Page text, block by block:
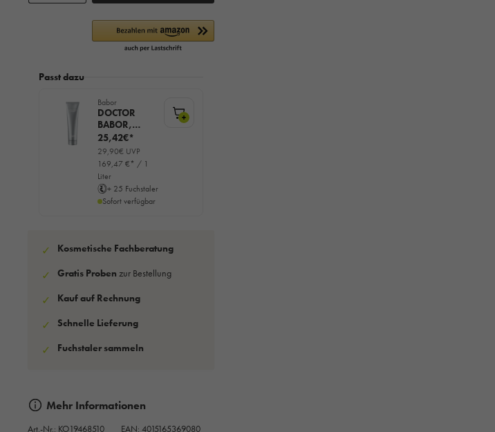
Passt dazu
Babor
DOCTOR
BABOR,
Sensitive,
Soothing
Cream
Cleanser,
150ml
25,42€*
29,90€ UVP
169,47 €* / 1
Liter
+ 25 Fuchstaler
Sofort verfügbar
+
✓ Kosmetische Fachberatung
✓ Gratis Proben zur Bestellung
✓ Kauf auf Rechnung
✓ Schnelle Lieferung
✓ Fuchstaler sammeln
Mehr Informationen
Art.-Nr.: KO19468510 EAN: 4015165369080